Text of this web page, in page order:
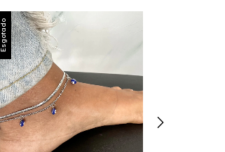
Esgotado